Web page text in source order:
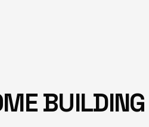
BUILDING